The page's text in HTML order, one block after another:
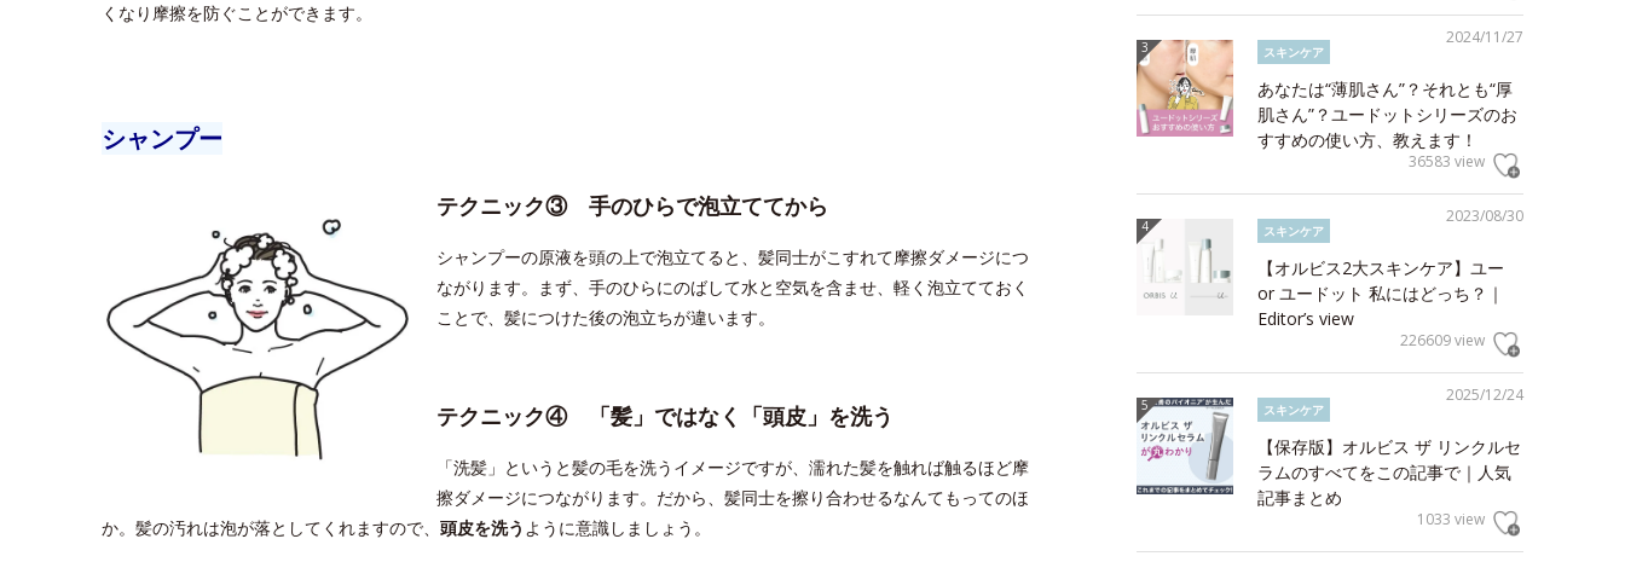
くなり摩擦を防ぐことができます。
シャンプー
テクニック③ 手のひらで泡立ててから
シャンプーの原液を頭の上で泡立てると、髪同士がこすれて摩擦ダメージにつ
ながります。まず、手のひらにのばして水と空気を含ませ、軽く泡立てておく
ことで、髪につけた後の泡立ちが違います。
テクニック④ 「髪」ではなく「頭皮」を洗う
「洗髪」というと髪の毛を洗うイメージですが、濡れた髪を触れば触るほど摩
擦ダメージにつながります。だから、髪同士を擦り合わせるなんてもってのほ
か。髪の汚れは泡が落としてくれますので、 頭皮を洗う ように意識しましょう。
2024/11/27
スキンケア
あなたは“薄肌さん”？それとも“厚
肌さん”？ユードットシリーズのお
すすめの使い方、教えます！
36583 view
2023/08/30
スキンケア
【オルビス2大スキンケア】ユー
or ユードット 私にはどっち？｜
Editor’s view
226609 view
2025/12/24
スキンケア
【保存版】オルビス ザ リンクルセ
ラムのすべてをこの記事で｜人気
記事まとめ
1033 view